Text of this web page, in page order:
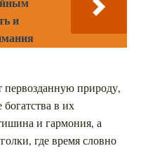
и
первозданную природу,
в их
и гармония, а
где время словно